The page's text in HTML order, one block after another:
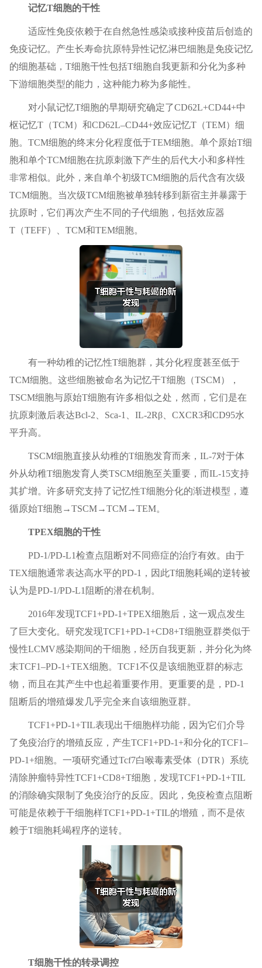
记忆T细胞的干性
适应性免疫依赖于在自然急性感染或接种疫苗后创造的
免疫记忆。产生长寿命抗原特异性记忆淋巴细胞是免疫记忆
的细胞基础，T细胞干性包括T细胞自我更新和分化为多种
下游细胞类型的能力，这种能力称为多能性。
对小鼠记忆T细胞的早期研究确定了CD62L+CD44+中
枢记忆T（TCM）和CD62L–CD44+效应记忆T（TEM）细
胞。TCM细胞的终末分化程度低于TEM细胞。单个原始T细
胞和单个TCM细胞在抗原刺激下产生的后代大小和多样性
非常相似。此外，来自单个初级TCM细胞的后代含有次级
TCM细胞。当次级TCM细胞被单独转移到新宿主并暴露于
抗原时，它们再次产生不同的子代细胞，包括效应器
T（TEFF）、TCM和TEM细胞。
有一种幼稚的记忆性T细胞群，其分化程度甚至低于
TCM细胞。这些细胞被命名为记忆干T细胞（TSCM），
TSCM细胞与原始T细胞有许多相似之处，然而，它们是在
抗原刺激后表达Bcl-2、Sca-1、IL-2Rβ、CXCR3和CD95水
平升高。
TSCM细胞直接从幼稚的T细胞发育而来，IL-7对于体
外从幼稚T细胞发育人类TSCM细胞至关重要，而IL-15支持
其扩增。许多研究支持了记忆性T细胞分化的渐进模型，遵
循原始T细胞→TSCM→TCM→TEM。
TPEX细胞的干性
PD-1/PD-L1检查点阻断对不同癌症的治疗有效。由于
TEX细胞通常表达高水平的PD-1，因此T细胞耗竭的逆转被
认为是PD-1/PD-L1阻断的潜在机制。
2016年发现TCF1+PD-1+TPEX细胞后，这一观点发生
了巨大变化。研究发现TCF1+PD-1+CD8+T细胞亚群类似于
慢性LCMV感染期间的干细胞，经历自我更新，并分化为终
末TCF1–PD-1+TEX细胞。TCF1不仅是该细胞亚群的标志
物，而且在其产生中也起着重要作用。更重要的是，PD-1
阻断后的增殖爆发几乎完全来自该细胞亚群。
TCF1+PD-1+TIL表现出干细胞样功能，因为它们介导
了免疫治疗的增殖反应，产生TCF1+PD-1+和分化的TCF1–
PD-1+细胞。一项研究通过Tcf7白喉毒素受体（DTR）系统
清除肿瘤特异性TCF1+CD8+T细胞，发现TCF1+PD-1+TIL
的消除确实限制了免疫治疗的反应。因此，免疫检查点阻断
可能是依赖于干细胞样TCF1+PD-1+TIL的增殖，而不是依
赖于T细胞耗竭程序的逆转。
T细胞干性的转录调控